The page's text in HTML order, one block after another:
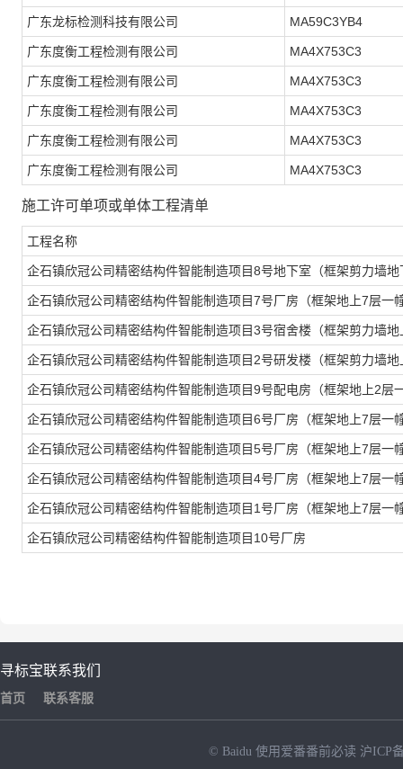
广东龙标检测科技有限公司 MA59C3YB4
广东度衡工程检测有限公司 MA4X753C3
广东度衡工程检测有限公司 MA4X753C3
广东度衡工程检测有限公司 MA4X753C3
广东度衡工程检测有限公司 MA4X753C3
广东度衡工程检测有限公司 MA4X753C3
施工许可单项或单体工程清单
工程名称
企石镇欣冠公司精密结构件智能制造项目8号地下室（框架剪力墙
企石镇欣冠公司精密结构件智能制造项目7号厂房（框架地上7层一
企石镇欣冠公司精密结构件智能制造项目3号宿舍楼（框架剪力墙
企石镇欣冠公司精密结构件智能制造项目2号研发楼（框架剪力墙
企石镇欣冠公司精密结构件智能制造项目9号配电房（框架地上2层
企石镇欣冠公司精密结构件智能制造项目6号厂房（框架地上7层一
企石镇欣冠公司精密结构件智能制造项目5号厂房（框架地上7层一
企石镇欣冠公司精密结构件智能制造项目4号厂房（框架地上7层一
企石镇欣冠公司精密结构件智能制造项目1号厂房（框架地上7层一
企石镇欣冠公司精密结构件智能制造项目10号厂房
寻标宝
首页
联系我们
联系客服
© Baidu 使用爱番番前必读 沪ICP